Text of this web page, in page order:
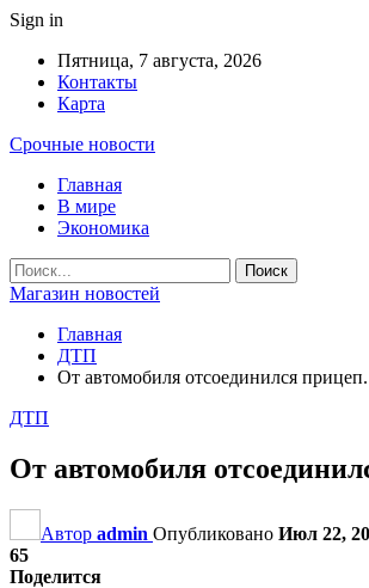
Sign in
Пятница, 7 августа, 2026
Контакты
Карта
Срочные новости
Главная
В мире
Экономика
Магазин новостей
Главная
ДТП
От автомобиля отсоединился
ДТП
От автомобиля
Автор admin Опубликовано Июл 22,
65
Поделится